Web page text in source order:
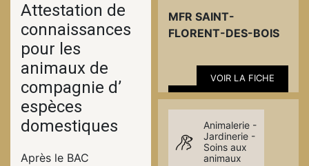
MFR SAINT-
FLORENT-DES-BOIS
VOIR LA FICHE
Attestation de
connaissances
pour les
animaux de
compagnie d’
espèces
domestiques
Après le BAC
Animalerie -
Jardinerie -
Soins aux
animaux